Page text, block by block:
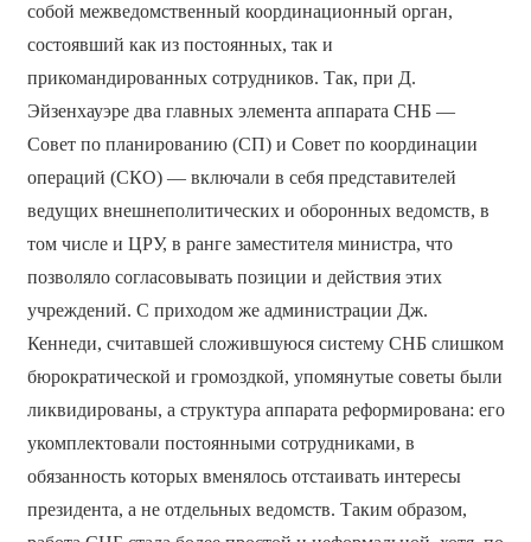
собой межведомственный координационный орган,
состоявший как из постоянных, так и
прикомандированных сотрудников. Так, при Д.
Эйзенхауэре два главных элемента аппарата СНБ —
Совет по планированию (СП) и Совет по координации
операций (СКО) — включали в себя представителей
ведущих внешнеполитических и оборонных ведомств, в
том числе и ЦРУ, в ранге заместителя министра, что
позволяло согласовывать позиции и действия этих
учреждений. С приходом же администрации Дж.
Кеннеди, считавшей сложившуюся систему СНБ слишком
бюрократической и громоздкой, упомянутые советы были
ликвидированы, а структура аппарата реформирована: его
укомплектовали постоянными сотрудниками, в
обязанность которых вменялось отстаивать интересы
президента, а не отдельных ведомств. Таким образом,